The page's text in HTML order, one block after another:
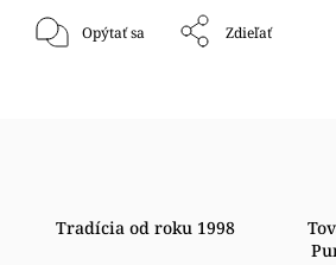
Opýtať sa Zdieľať
Tradícia od roku 1998